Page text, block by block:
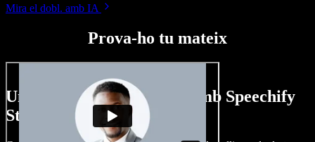
Mira el dobl. amb IA
Prova-ho tu mateix
Un tastet del que pots fer amb Speechify
Studio.